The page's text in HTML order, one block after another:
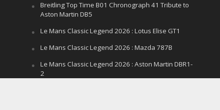
Breitling Top Time B01 Chronograph 41 Tribute to
Aston Martin DB5
Le Mans Classic Legend 2026 : Lotus Elise GT1
Le Mans Classic Legend 2026 : Mazda 787B
Le Mans Classic Legend 2026 : Aston Martin DBR1-
2